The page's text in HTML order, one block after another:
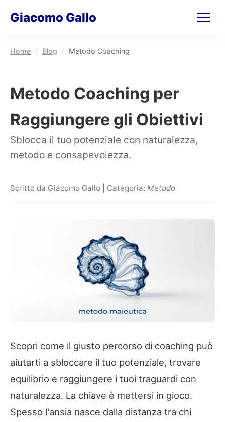
Giacomo Gallo
Home / Blog / Metodo Coaching
Metodo Coaching per
Raggiungere gli Obiettivi
Sblocca il tuo potenziale con naturalezza,
metodo e consapevolezza.
Scritto da Giacomo Gallo | Categoria: Metodo
Scopri come il giusto percorso di coaching può
aiutarti a sbloccare il tuo potenziale, trovare
equilibrio e raggiungere i tuoi traguardi con
naturalezza. La chiave è mettersi in gioco.
Spesso l'ansia nasce dalla distanza tra chi